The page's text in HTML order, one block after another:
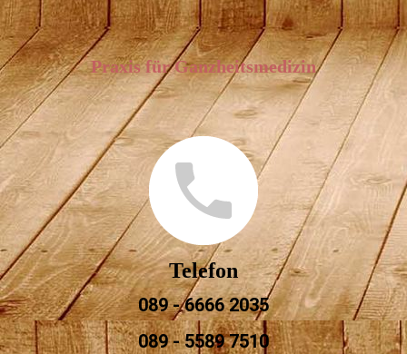
Praxis für Ganzheitsmedizin
Telefon
089 - 6666 2035
089 - 5589 7510